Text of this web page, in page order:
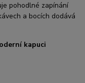
pohodlné zapínání
a bocích dodává
kapuci